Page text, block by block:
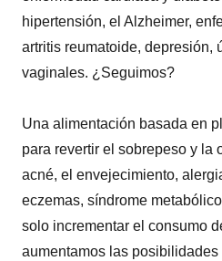
hipertensión, el Alzheimer,
artritis reumatoide, depresión,
vaginales. ¿Seguimos?
Una alimentación basada en
para revertir el sobrepeso y la
acné, el envejecimiento,
eczemas, síndrome
solo incrementar el consumo
aumentamos las